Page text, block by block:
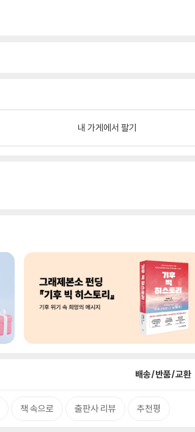
내 가게에서 팔기
배송/반품/교환
책 속으로 출판사 리뷰 추천평